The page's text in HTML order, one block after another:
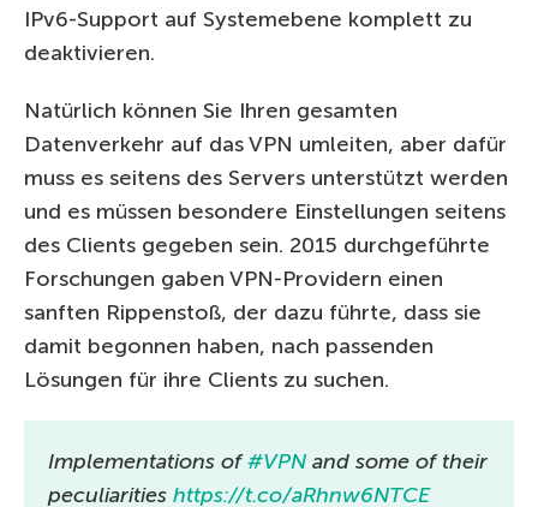
IPv6-Support auf Systemebene komplett zu
deaktivieren.
Natürlich können Sie Ihren gesamten
Datenverkehr auf das VPN umleiten, aber dafür
muss es seitens des Servers unterstützt werden
und es müssen besondere Einstellungen seitens
des Clients gegeben sein. 2015 durchgeführte
Forschungen gaben VPN-Providern einen
sanften Rippenstoß, der dazu führte, dass sie
damit begonnen haben, nach passenden
Lösungen für ihre Clients zu suchen.
Implementations of#VPN and some of their
peculiarities https://t.co/aRhnw6NTCE